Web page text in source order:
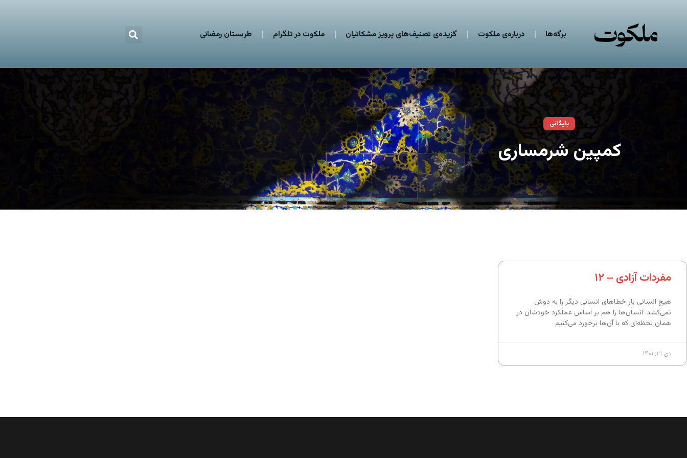
برگه‌ها درباره‌ی ملکوت گزیده‌ی تصنیف‌های پرویز مشکاتیان ملکوت در تلگرام طربستان رمضانی
بایگانی
کمپین شرمساری
مفردات آزادی – ۱۲
هیچ انسانی بار خطاهای انسانی دیگر را به دوش
نمی‌کشد. انسان‌ها را هم بر اساس عملکرد خودشان در
همان لحظه‌ای که با آن‌ها برخورد می‌کنیم
دی ۲۱, ۱۴۰۱